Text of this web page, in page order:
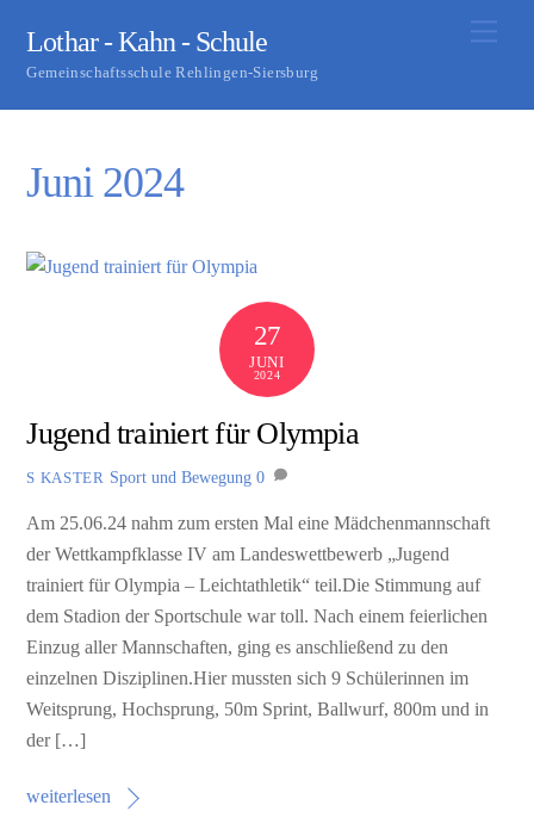
content
Lothar - Kahn - Schule
Gemeinschaftsschule Rehlingen-Siersburg
Juni 2024
27
JUNI
2024
Jugend trainiert für Olympia
S KASTER Sport und Bewegung 0
Am 25.06.24 nahm zum ersten Mal eine Mädchenmannschaft
der Wettkampfklasse IV am Landeswettbewerb „Jugend
trainiert für Olympia – Leichtathletik“ teil.Die Stimmung auf
dem Stadion der Sportschule war toll. Nach einem feierlichen
Einzug aller Mannschaften, ging es anschließend zu den
einzelnen Disziplinen.Hier mussten sich 9 Schülerinnen im
Weitsprung, Hochsprung, 50m Sprint, Ballwurf, 800m und in
der […]
weiterlesen